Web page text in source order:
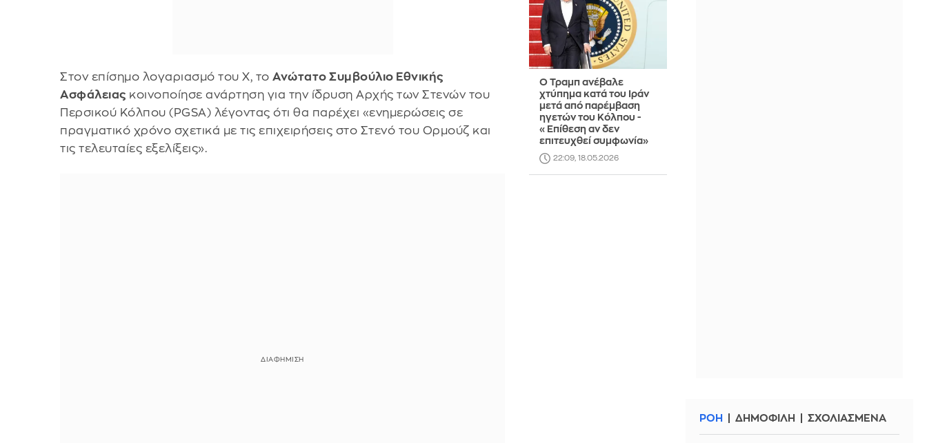
Στον επίσημο λογαριασμό του X, τοΑνώτατο Συμβούλιο Εθνικής
Ασφάλειας κοινοποίησε ανάρτηση για την ίδρυση Αρχής των Στενών του
Περσικού Κόλπου (PGSA) λέγοντας ότι θα παρέχει «ενημερώσεις σε
πραγματικό χρόνο σχετικά με τις επιχειρήσεις στο Στενό του Ορμούζ και
τις τελευταίες εξελίξεις».
Ο Τραμπ ανέβαλε
χτύπημα κατά του Ιράν
μετά από παρέμβαση
ηγετών του Κόλπου -
«Επίθεση αν δεν
επιτευχθεί συμφωνία»
22:09, 18.05.2026
ΡΟΗ ΔΗΜΟΦΙΛΗ ΣΧΟΛΙΑΣΜΕΝΑ